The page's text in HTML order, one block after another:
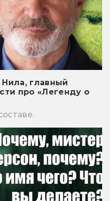
главный
про «Легенду о